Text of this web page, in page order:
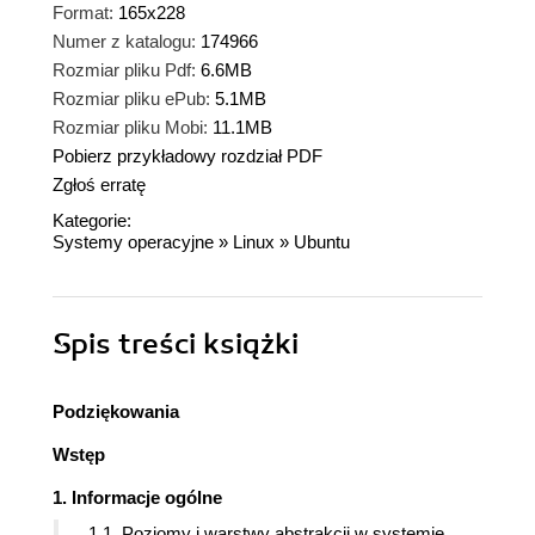
Format: 165x228
Numer z katalogu: 174966
Rozmiar pliku Pdf: 6.6MB
Rozmiar pliku ePub: 5.1MB
Rozmiar pliku Mobi: 11.1MB
Pobierz przykładowy rozdział PDF
Zgłoś erratę
Kategorie:
Systemy operacyjne » Linux » Ubuntu
Spis treści książki
Podziękowania
Wstęp
1. Informacje ogólne